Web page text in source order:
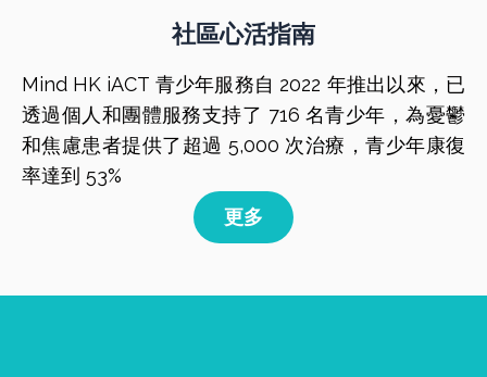
社區心活指南
Mind HK iACT 青少年服務自 2022 年推出以來，已
透過個人和團體服務支持了 716 名青少年，為憂鬱
和焦慮患者提供了超過 5,000 次治療，青少年康復
率達到 53%
更多